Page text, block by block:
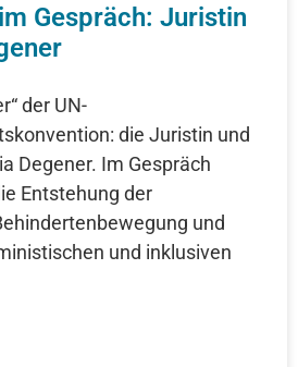
Gespräch: Juristin
der UN-
die Juristin und
Degener. Im Gespräch
Entstehung der
und
und inklusiven